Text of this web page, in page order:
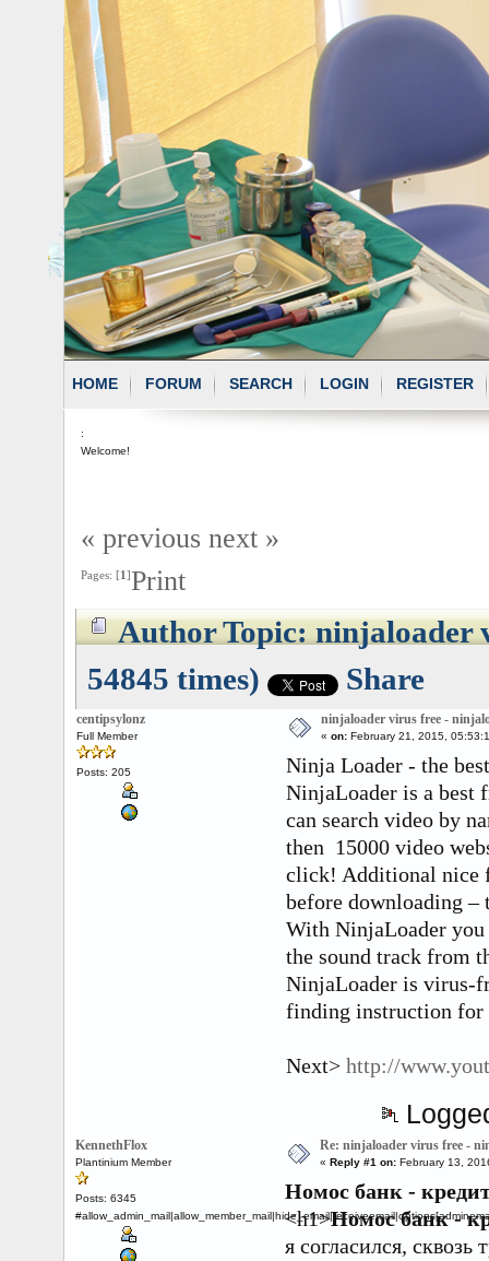
HOME FORUM SEARCH LOGIN REGISTER
:
Welcome!
« previous next »
Print
Pages: [1]
AuthorTopic: ninjaloader
54845 times)
Share
centipsylonz
Full Member
Posts: 205
ninjaloader virus free -
« on: February 21, 2015,
Ninja Loader - the
NinjaLoader is a best
can search video by
then 15000 video
click! Additional nice
before downloading
With NinjaLoader you
the sound track from
NinjaLoader is virus-
finding instruction
Next> http://
KennethFlox
Plantinium Member
Posts: 6345
Re: ninjaloader virus free -
« Reply #1 on: February 13,
Номос банк -
<h1>Номос банк -
я согласился,